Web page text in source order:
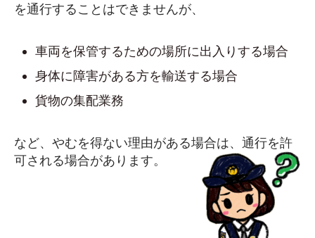
を通行することはできませんが、
車両を保管するための場所に出入りする場合
身体に障害がある方を輸送する場合
貨物の集配業務
など、やむを得ない理由がある場合は、通行を許
可される場合があります。